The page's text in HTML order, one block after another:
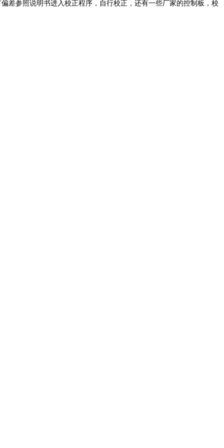
参照说明书进入校正程序，自行校正，还有一些厂家的控制板，校